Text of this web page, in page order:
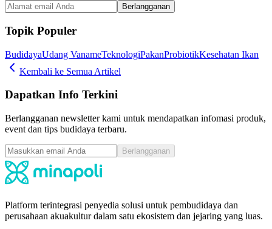
Berlangganan
Topik Populer
BudidayaUdang VanameTeknologiPakanProbiotikKesehatan Ikan
Kembali ke Semua Artikel
Dapatkan Info Terkini
Berlangganan newsletter kami untuk mendapatkan infomasi produk,
event dan tips budidaya terbaru.
Berlangganan
Platform terintegrasi penyedia solusi untuk pembudidaya dan
perusahaan akuakultur dalam satu ekosistem dan jejaring yang luas.